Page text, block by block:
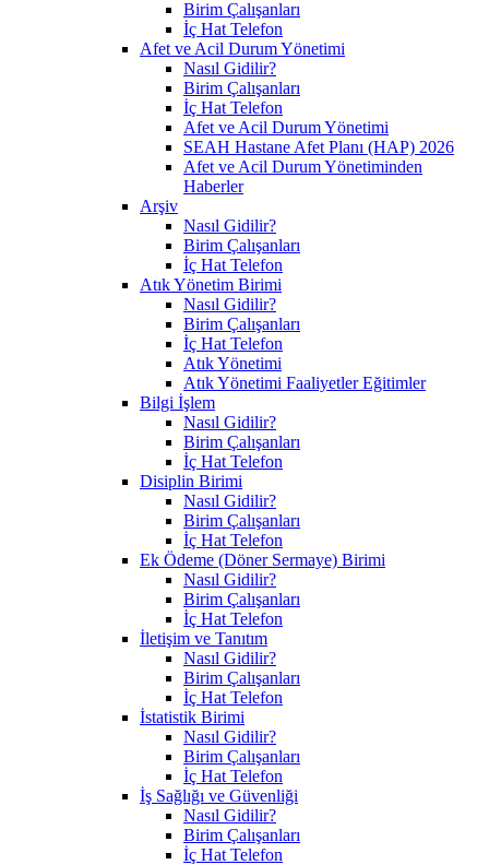
Birim Çalışanları
İç Hat Telefon
Afet ve Acil Durum Yönetimi
Nasıl Gidilir?
Birim Çalışanları
İç Hat Telefon
Afet ve Acil Durum Yönetimi
SEAH Hastane Afet Planı (HAP) 2026
Afet ve Acil Durum Yönetiminden
Haberler
Arşiv
Nasıl Gidilir?
Birim Çalışanları
İç Hat Telefon
Atık Yönetim Birimi
Nasıl Gidilir?
Birim Çalışanları
İç Hat Telefon
Atık Yönetimi
Atık Yönetimi Faaliyetler Eğitimler
Bilgi İşlem
Nasıl Gidilir?
Birim Çalışanları
İç Hat Telefon
Disiplin Birimi
Nasıl Gidilir?
Birim Çalışanları
İç Hat Telefon
Ek Ödeme (Döner Sermaye) Birimi
Nasıl Gidilir?
Birim Çalışanları
İç Hat Telefon
İletişim ve Tanıtım
Nasıl Gidilir?
Birim Çalışanları
İç Hat Telefon
İstatistik Birimi
Nasıl Gidilir?
Birim Çalışanları
İç Hat Telefon
İş Sağlığı ve Güvenliği
Nasıl Gidilir?
Birim Çalışanları
İç Hat Telefon